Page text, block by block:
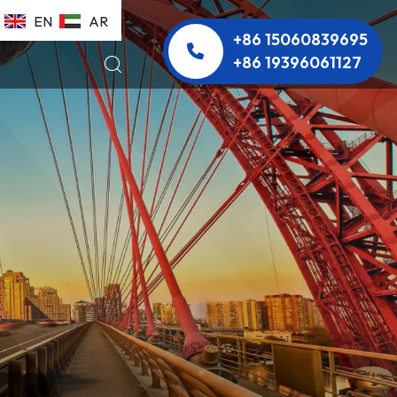
EN AR
+86 15060839695
+86 19396061127